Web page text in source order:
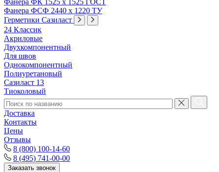
Фанера ФК 1525 х 1525 ГОСТ
Фанера ФСФ 2440 х 1220 ТУ
Герметики Сазиласт
24 Классик
Акриловые
Двухкомпонентный
Для швов
Однокомпонентный
Полиуретановый
Сазиласт 13
Тиоколовый
Доставка
Контакты
Цены
Отзывы
8 (800) 100-14-60
8 (495) 741-00-00
Заказать звонок